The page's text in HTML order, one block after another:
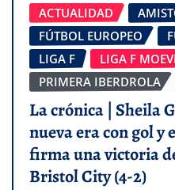
ACTUALIDAD
FÚTBOL EUROPEO
LIGA F
LIGA F
PRIMERA IBERDROLA
La crónica | Sheila
nueva era con gol y
firma una victoria
Bristol City (4-2)